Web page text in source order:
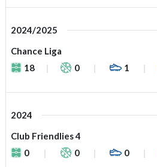
2024/2025
Chance Liga
18
0 1
2024
Club Friendlies 4
0
0 0